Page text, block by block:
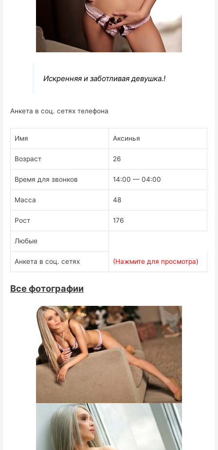
Искренняя и заботливая девушка.!
Анкета в соц. сетях телефона
Имя Аксинья
Возраст 26
Время для звонков 14:00 — 04:00
Масса 48
Рост 176
Любые
Анкета в соц. сетях (Нажмите для просмотра)
Все фотографии